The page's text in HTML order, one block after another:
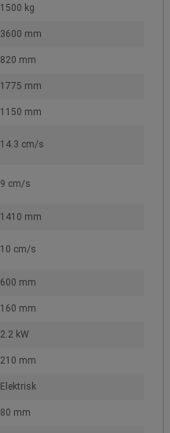
1500 kg
3600 mm
820 mm
1775 mm
1150 mm
14.3 cm/s
9 cm/s
1410 mm
10 cm/s
600 mm
160 mm
2.2 kW
210 mm
Elektrisk
80 mm